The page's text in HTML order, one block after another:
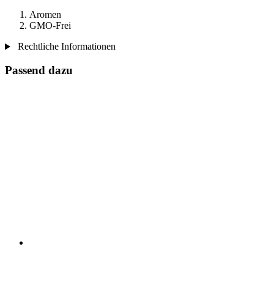
Aromen
GMO-Frei
Rechtliche Informationen
Passend dazu